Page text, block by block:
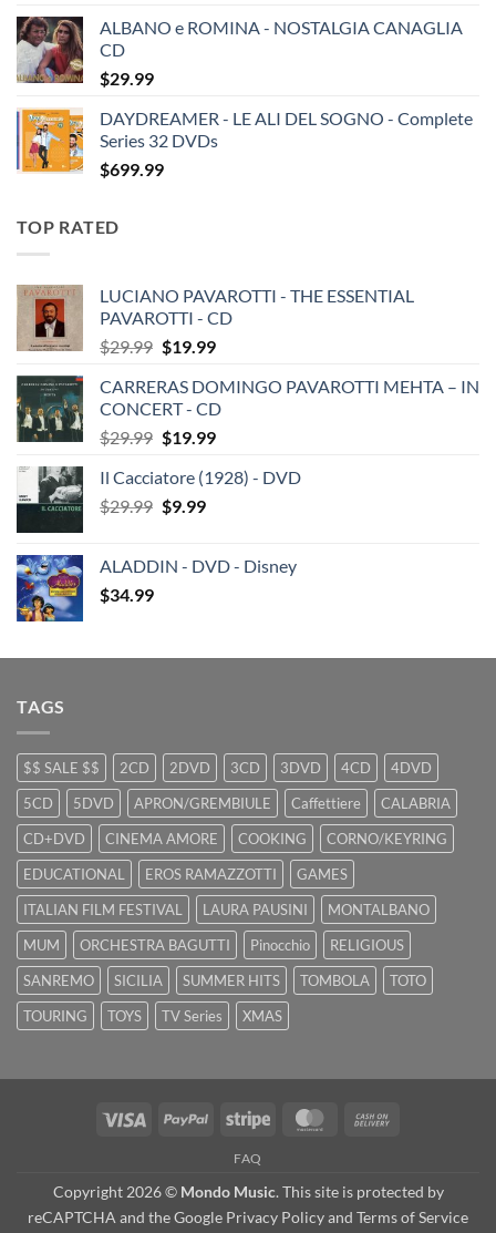
ALBANO e ROMINA - NOSTALGIA CANAGLIA
CD
$29.99
DAYDREAMER - LE ALI DEL SOGNO - Complete
Series 32 DVDs
$699.99
TOP RATED
LUCIANO PAVAROTTI - THE ESSENTIAL
PAVAROTTI - CD
$29.99 Original
was:
$29.99.
$19.99Current
is:
$19.99.
CARRERAS DOMINGO PAVAROTTI MEHTA – IN
CONCERT - CD
$29.99 Original
was:
$29.99.
$19.99Current
is:
Il Cacciatore (1928) - DVD
$29.99 Original
$29.99.
$9.99Current
$9.99.
ALADDIN - DVD - Disney
$34.99
TAGS
$$ SALE $$ 2CD 2DVD 3CD 3DVD 4CD
4DVD
5CD
5DVD APRON/GREMBIULE Caffettiere
CALABRIA
CD+DVD
CINEMA AMORE COOKING
CORNO/KEYRING
EDUCATIONAL
EROS RAMAZZOTTI
GAMES
ITALIAN FILM FESTIVAL
LAURA PAUSINI
MONTALBANO
MUM
ORCHESTRA BAGUTTI Pinocchio
RELIGIOUS
SANREMO
SICILIA SUMMER HITS TOMBOLA
TOTO
TOURING
TOYS TV Series XMAS
Visa PayPal Stripe MasterCard
FAQ
Copyright 2026 © Mondo Music. This site is protected by
reCAPTCHA and the Google Privacy Policyand Terms of Service